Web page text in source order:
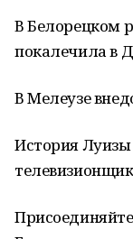
В Белорецком
покалечила в
В Мелеузе
История